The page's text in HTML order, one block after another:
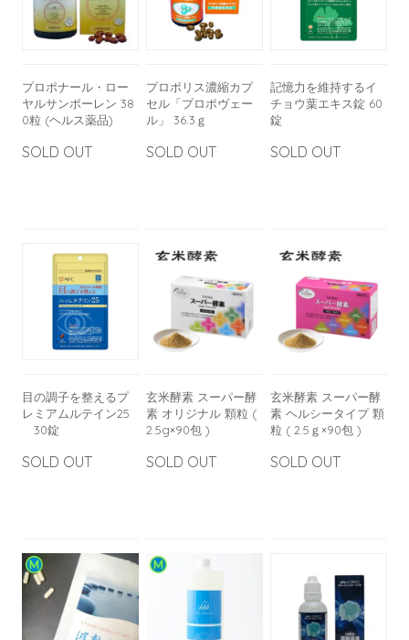
プロポナール・ロー
ヤルサンポーレン 38
0粒 (ヘルス薬品)
SOLD OUT
プロポリス濃縮カプ
セル「プロポヴェー
ル」 36.3ｇ
SOLD OUT
記憶力を維持するイ
チョウ葉エキス錠 60
錠
SOLD OUT
目の調子を整えるプ
レミアムルテイン25
30錠
SOLD OUT
玄米酵素 スーパー酵
素 オリジナル 顆粒 (
2.5g×90包 )
SOLD OUT
玄米酵素 スーパー酵
素 ヘルシータイプ 顆
粒 ( 2.5ｇ×90包 )
SOLD OUT